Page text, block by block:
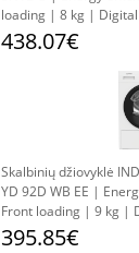
loading | 8 kg |
438.07€
Skalbinių džiovyklė INDESIT Dryer Machine | C
YD 92D WB EE |
Front loading | 9 kg |
White
395.85€